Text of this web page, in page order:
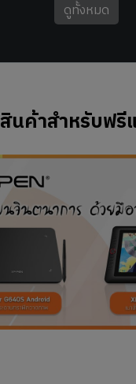
ดูทั้งหมด
สินค้าสำหรับฟรี